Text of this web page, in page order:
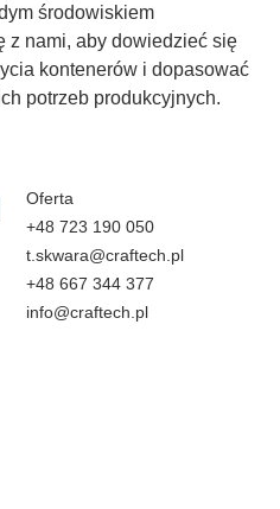
środowiskiem
z nami, aby dowiedzieć się
kontenerów i dopasować
potrzeb produkcyjnych.
Oferta
+48 723 190 050
t.skwara@craftech.pl
+48 667 344 377
info@craftech.pl